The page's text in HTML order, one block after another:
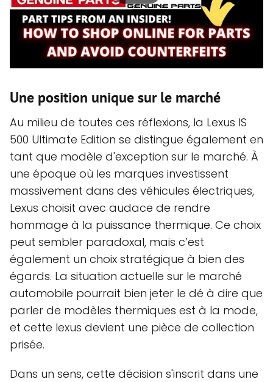
Une position unique sur le marché
Au milieu de toutes ces réflexions, la Lexus IS
500 Ultimate Edition se distingue également en
tant que modèle d'exception sur le marché. À
une époque où les marques investissent
massivement dans des véhicules électriques,
Lexus choisit avec audace de rendre
hommage à la puissance thermique. Ce choix
peut sembler paradoxal, mais c’est
également un choix stratégique à bien des
égards. La situation actuelle sur le marché
automobile pourrait bien jeter le dé à dire que
parler de modèles thermiques est à la mode,
et cette lexus devient une pièce de collection
prisée.
Dans un sens, cette décision s'inscrit dans une